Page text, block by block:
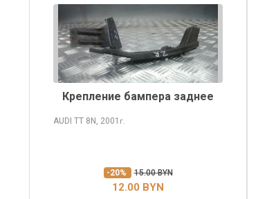
Крепление бампера заднее
AUDI TT 8N, 2001 г.
-20% 15.00 BYN
12.00 BYN